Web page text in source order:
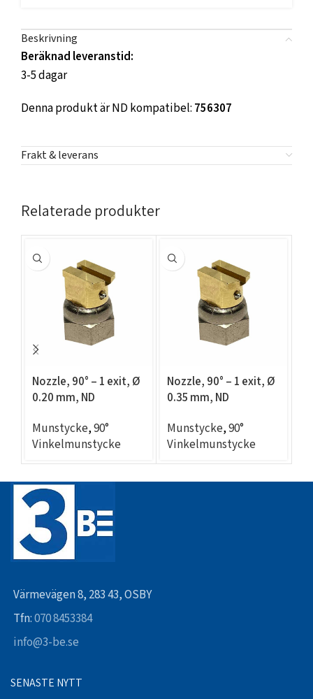
Beskrivning
Beräknad leveranstid:
3-5 dagar
Denna produkt är ND kompatibel: 756307
Frakt & leverans
Relaterade produkter
Nozzle, 90° – 1 exit, Ø
0.20 mm, ND
Munstycke,90°
Vinkelmunstycke
Nozzle, 90° – 1 exit, Ø
0.35 mm, ND
Munstycke,90°
Vinkelmunstycke
Värmevägen 8, 283 43, OSBY
Tfn:070 8453384
info@3-be.se
SENASTE NYTT